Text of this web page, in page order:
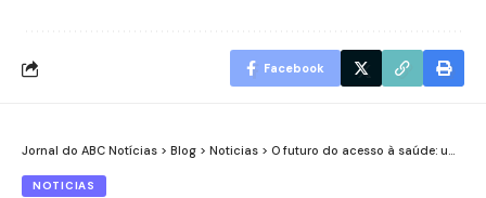
Facebook
Jornal do ABC Notícias > Blog > Noticias > O futuro do acesso à saúde: uma nova fronteira de oportunidades para comunidades carentes
NOTICIAS